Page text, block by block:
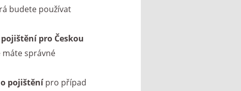
budete používat
pro Českou
máte správné
pojištěnípro případ